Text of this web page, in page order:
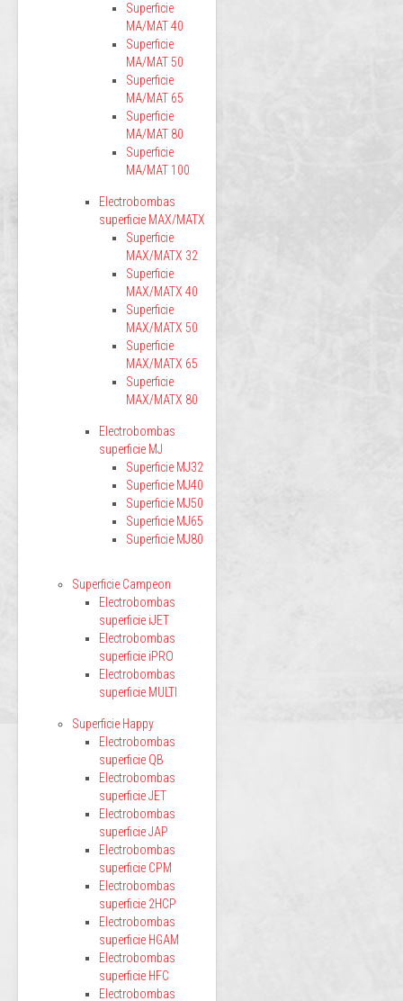
Superficie
MA/MAT 40
Superficie
MA/MAT 50
Superficie
MA/MAT 65
Superficie
MA/MAT 80
Superficie
MA/MAT 100
Electrobombas
superficie MAX/MATX
Superficie
MAX/MATX 32
Superficie
MAX/MATX 40
Superficie
MAX/MATX 50
Superficie
MAX/MATX 65
Superficie
MAX/MATX 80
Electrobombas
superficie MJ
Superficie MJ32
Superficie MJ40
Superficie MJ50
Superficie MJ65
Superficie MJ80
Superficie Campeon
Electrobombas
superficie iJET
Electrobombas
superficie iPRO
Electrobombas
superficie MULTI
Superficie Happy
Electrobombas
superficie QB
Electrobombas
superficie JET
Electrobombas
superficie JAP
Electrobombas
superficie CPM
Electrobombas
superficie 2HCP
Electrobombas
superficie HGAM
Electrobombas
superficie HFC
Electrobombas